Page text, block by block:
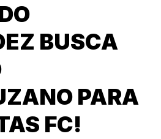
BUSCA
PARA
FC!